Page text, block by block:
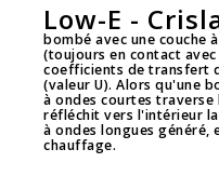
Low-E -
bombé avec une couche
(toujours en contact
coefficients de transfert
(valeur U). Alors qu'une
à ondes courtes traverse
réfléchit vers l'intérieur
à ondes longues généré,
chauffage.